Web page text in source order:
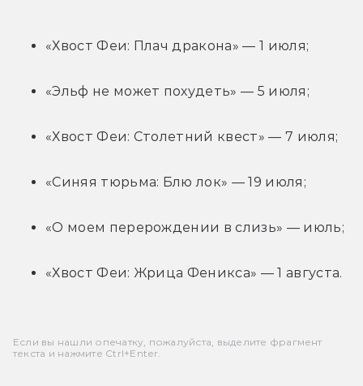
«Хвост Феи: Плач дракона» — 1 июля;
«Эльф не может похудеть» — 5 июля;
«Хвост Феи: Столетний квест» — 7 июля;
«Синяя тюрьма: Блю лок» — 19 июля;
«О моем перерождении в слизь» — июль;
«Хвост Феи: Жрица Феникса» — 1 августа.
Если вы нашли опечатку, пожалуйста, выделите фрагмент
текста и нажмите Ctrl+Enter.